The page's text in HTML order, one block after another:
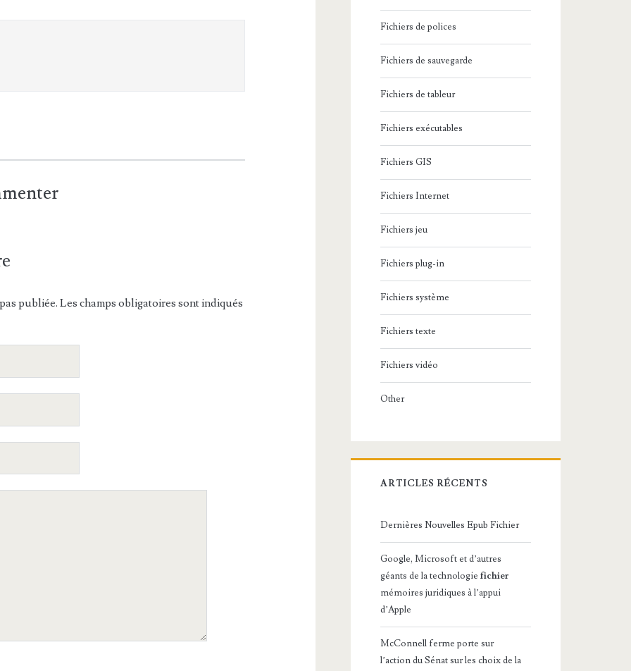
publiée. Les champs obligatoires sont indiqués
Fichiers de polices
Fichiers de sauvegarde
Fichiers de tableur
Fichiers exécutables
Fichiers GIS
Fichiers Internet
Fichiers jeu
Fichiers plug-in
Fichiers système
Fichiers texte
Fichiers vidéo
Other
ARTICLES RÉCENTS
Dernières Nouvelles Epub Fichier
Google, Microsoft et d’autres
géants de la technologiefichier
mémoires juridiques à l’appui
d’Apple
McConnell ferme porte sur
l’action du Sénat sur les choix de la